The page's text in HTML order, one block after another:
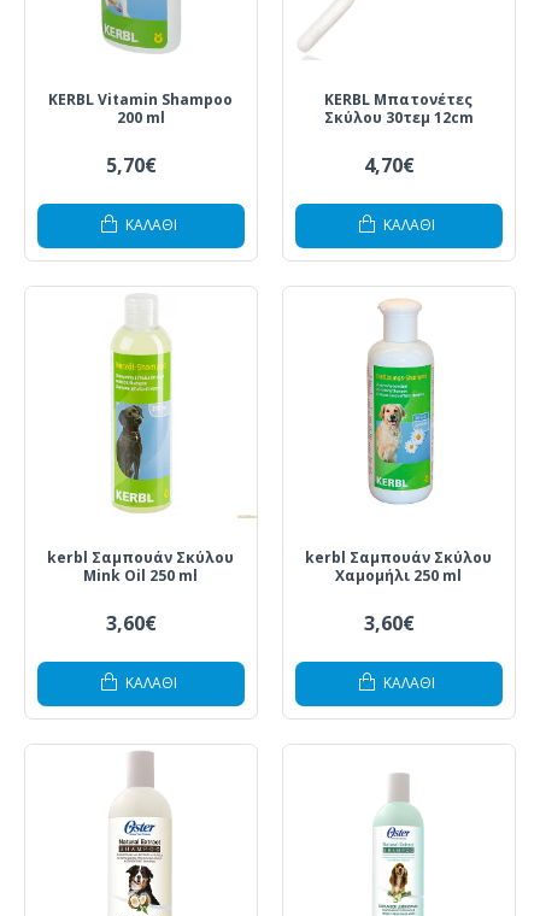
KERBL Vitamin Shampoo
200 ml
5,70€
ΚΑΛΆΘΙ
KERBL Μπατονέτες
Σκύλου 30τεμ 12cm
4,70€
ΚΑΛΆΘΙ
kerbl Σαμπουάν Σκύλου
Mink Oil 250 ml
3,60€
ΚΑΛΆΘΙ
kerbl Σαμπουάν Σκύλου
Χαμομήλι 250 ml
3,60€
ΚΑΛΆΘΙ